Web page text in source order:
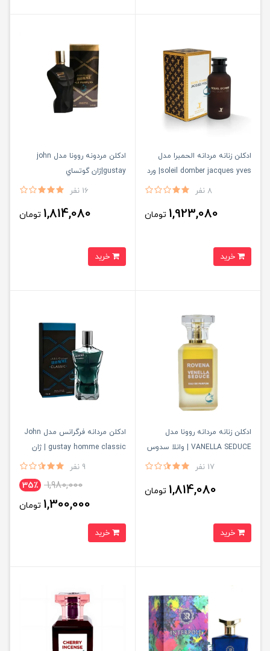
ادكلن زنانه مردانه الحمبرا مدل
soleil domber jacques yves| ورد
سولیل د آمبر ژاک ایو
8 نفر
1,923,080 تومان
ادكلن مردونه روونا مدل john
gustay|ژان گوتساي
16 نفر
1,814,080 تومان
ادكلن زنانه مردانه روونا مدل
VANELLA SEDUCE | وانلا سدوس
17 نفر
1,814,080 تومان
ادكلن مردانه فرگرانس مدل John
gustay homme classic | ژان
گوستاي هوم كلاسيك
9 نفر
1,980,000 35٪
1,300,000 تومان